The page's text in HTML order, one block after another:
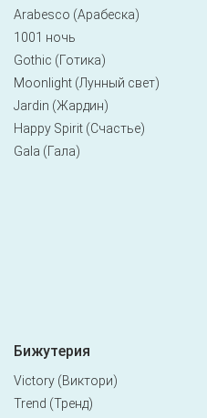
Arabesco (Арабеска)
1001 ночь
Gothic (Готика)
Moonlight (Лунный свет)
Jardin (Жардин)
Happy Spirit (Счастье)
Gala (Гала)
Бижутерия
Victory (Виктори)
Trend (Тренд)